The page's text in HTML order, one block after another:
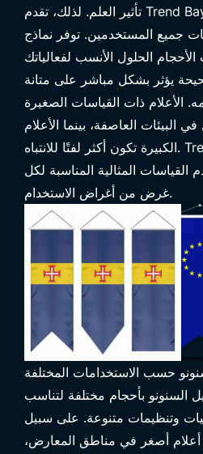
تأثير العلم. لذلك، تقدم Trend Bayrak أعلامًا بأحجام
جميع المستخدمين. توفر نماذج
يؤثر بشكل مباشر على متانة
الأعلام ذات القياسات الصغيرة
البيئات العاصفة، بينما الأعلام
الكبيرة تكون أكثر لفتًا للانتباه. Trend Bayrak، بصفتها
المثالية المناسبة لكل
غرض من أغراض الاستخدام.
حسب الاستخدامات المختلفة
السنونو بأحجام مختلفة لتناسب
وتنظيمات متنوعة. على سبيل
أعلام أصغر في مناطق المعارض،